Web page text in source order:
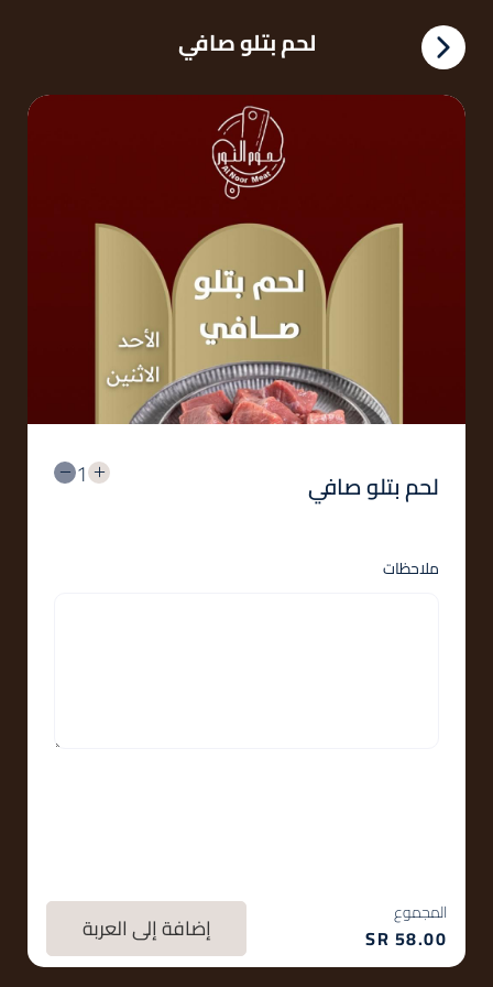
لحم بتلو صافي
لحم بتلو صافي 1
ملاحظات
المجموع
58.00 إضافة إلى العربة